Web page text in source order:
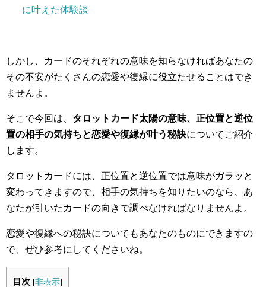
に叶えた体験談
しかし、カードのそれぞれの意味を知らなければあなたの
その不安がたくさんの恋愛や復縁に役立たせることはでき
ませんよ。
そこで今回は、 タロットカード太陽の意味、正位置と逆位
置の相手の気持ちと恋愛や復縁が叶う秘訣についてご紹介
します。
タロットカードには、正位置と逆位置では意味がガラッと
変わってきますので、相手の気持ちを知りたいのなら、あ
なたが引いたカードの向きで調べなければなりませんよ。
恋愛や復縁への秘訣についてもあなたのものにできますの
で、ぜひ参考にしてくださいね。
目次 [非表示]